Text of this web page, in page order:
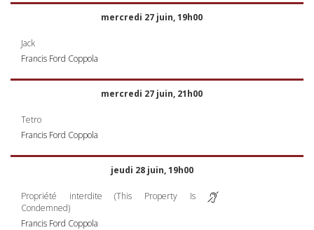
mercredi 27 juin, 19h00
Jack
Francis Ford Coppola
mercredi 27 juin, 21h00
Tetro
Francis Ford Coppola
jeudi 28 juin, 19h00
Propriété interdite (This Property Is
Condemned)
Francis Ford Coppola